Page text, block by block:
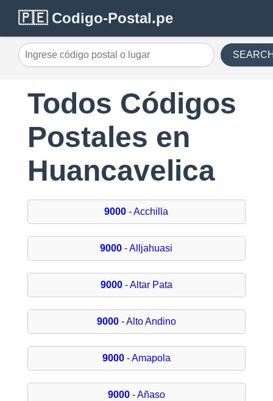
🇵🇪 Codigo-Postal.pe
Todos Códigos
Postales en
Huancavelica
9000 - Acchilla
9000 - Alljahuasi
9000- Altar Pata
9000- Alto Andino
9000- Amapola
9000- Añaso